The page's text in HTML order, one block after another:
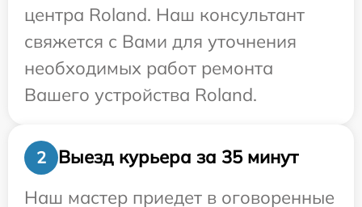
центра Roland. Наш консультант
свяжется с Вами для уточнения
необходимых работ ремонта
Вашего устройства Roland.
2
Выезд курьера за 35 минут
Наш мастер приедет в оговоренные